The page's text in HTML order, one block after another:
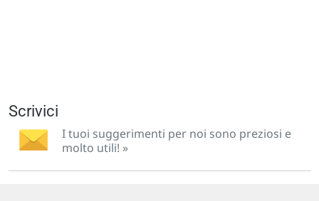
Scrivici
I tuoi suggerimenti per noi sono preziosi e
molto utili! »